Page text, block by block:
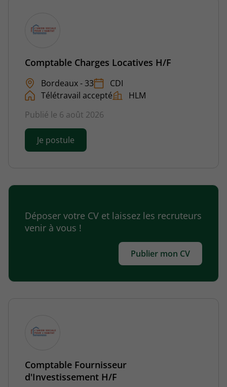
Comptable Charges Locatives H/F
Bordeaux - 33
CDI
Télétravail accepté
HLM
Publié le 6 août 2026
Je postule
Déposer votre CV et laissez les recruteurs
venir à vous !
Publier mon CV
Comptable Fournisseur
d'Investissement H/F